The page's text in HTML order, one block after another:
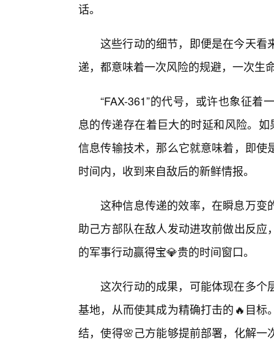
话。
这些行动的细节，即便是在今天看
递，都意味着一次风险的规避，一次生
“FAX-361”的代号，或许也象征
息的传递存在着巨大的时延和风险。
信息传输技术，那么它就意味着，即
时间内，收到来自敌后的新鲜情报。
这种信息传递的效率，在瞬息万变
助己方部队在敌人发动进攻前做出反
的军事行动赢得宝💎贵的时间窗口。
这次行动的成果，可能体现在多个
基地，从而使其成为精确打击的🔥目
结，使得🌸己方能够提前部署，化解